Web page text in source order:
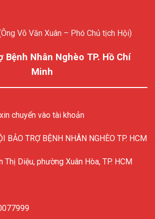
Võ Văn Xuân – Phó Chủ tịch Hội)
Bệnh Nhân Nghèo TP. Hồ Chí
Minh
chuyển vào tài khoản
BẢO TRỢ BỆNH NHÂN NGHÈO TP. HCM
Thị Diệu, phường Xuân Hòa, TP. HCM